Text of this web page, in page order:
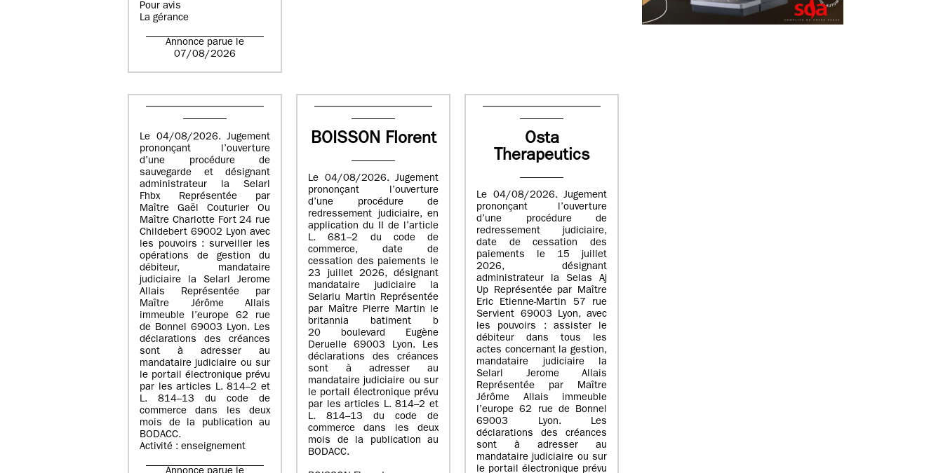
Pour avis
La gérance
Annonce parue le
07/08/2026
Le 04/08/2026. Jugement
prononçant l’ouverture
d’une procédure de
sauvegarde et désignant
administrateur la Selarl
Fhbx Représentée par
Maître Gaël Couturier Ou
Maître Charlotte Fort 24 rue
Childebert 69002 Lyon avec
les pouvoirs : surveiller les
opérations de gestion du
débiteur, mandataire
judiciaire la Selarl Jerome
Allais Représentée par
Maître Jérôme Allais
immeuble l’europe 62 rue
de Bonnel 69003 Lyon. Les
déclarations des créances
sont à adresser au
mandataire judiciaire ou sur
le portail électronique prévu
par les articles L. 814–2 et
L. 814–13 du code de
commerce dans les deux
mois de la publication au
BODACC.
Activité : enseignement
BOISSON Florent
Le 04/08/2026. Jugement
prononçant l’ouverture
d’une procédure de
redressement judiciaire, en
application du II de l’article
L. 681–2 du code de
commerce, date de
cessation des paiements le
23 juillet 2026, désignant
mandataire judiciaire la
Selarlu Martin Représentée
par Maître Pierre Martin le
britannia batiment b
20 boulevard Eugène
Deruelle 69003 Lyon. Les
déclarations des créances
sont à adresser au
mandataire judiciaire ou sur
le portail électronique prévu
par les articles L. 814–2 et
L. 814–13 du code de
commerce dans les deux
mois de la publication au
BODACC.
Osta
Therapeutics
Le 04/08/2026. Jugement
prononçant l’ouverture
d’une procédure de
redressement judiciaire,
date de cessation des
paiements le 15 juillet
2026, désignant
administrateur la Selas Aj
Up Représentée par Maître
Eric Etienne-Martin 57 rue
Servient 69003 Lyon, avec
les pouvoirs : assister le
débiteur dans tous les
actes concernant la gestion,
mandataire judiciaire la
Selarl Jerome Allais
Représentée par Maître
Jérôme Allais immeuble
l’europe 62 rue de Bonnel
69003 Lyon. Les
déclarations des créances
sont à adresser au
mandataire judiciaire ou sur
le portail électronique prévu